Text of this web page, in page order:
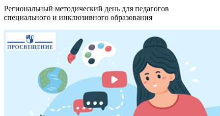
Региональный методический день для педагогов
специального и инклюзивного образования